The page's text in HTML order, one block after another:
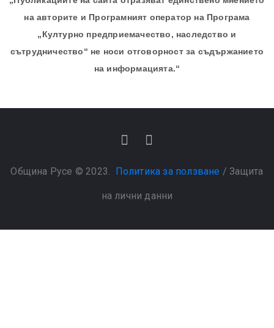
на авторите и Програмният оператор на Програма
„Културно предприемачество, наследство и
сътрудничество“ не носи отговорност за съдържанието
на информацията.“
Община Русе © 2023. Политика за ползване / Защита
на лични данни